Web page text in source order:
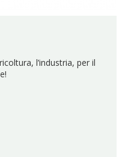
l’industria, per il